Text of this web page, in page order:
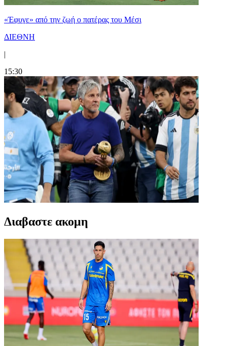
«Έφυγε» από την ζωή ο πατέρας του Μέσι
ΔΙΕΘΝΗ
|
15:30
Διαβαστε ακομη